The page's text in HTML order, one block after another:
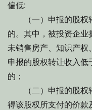
偏低:
（一）申报的股权
的。其中，被投资企
未销售房产、知识产权
申报的股权转让收入
的；
（二）申报的股权
得该股权所支付的价款